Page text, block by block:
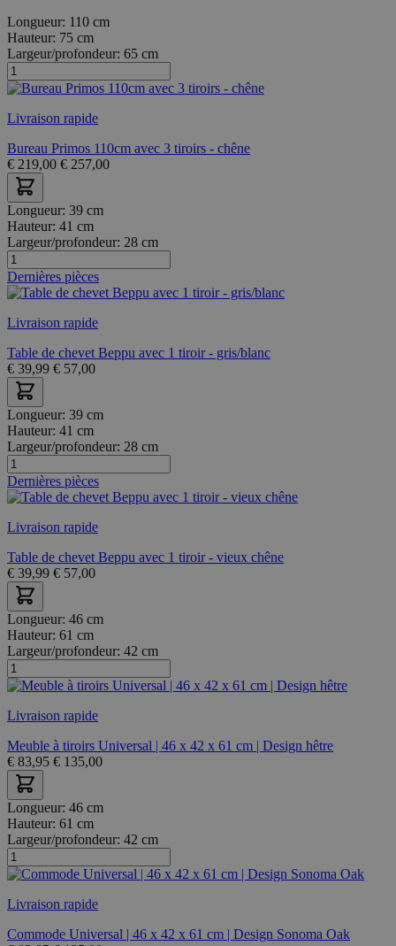
Longueur: 110 cm
Hauteur: 75 cm
Largeur/profondeur: 65 cm
Livraison rapide
Bureau Primos 110cm avec 3 tiroirs - chêne
€ 219,00 € 257,00
Longueur: 39 cm
Hauteur: 41 cm
Largeur/profondeur: 28 cm
Dernières pièces
Livraison rapide
Table de chevet Beppu avec 1 tiroir - gris/blanc
€ 39,99 € 57,00
Longueur: 39 cm
Hauteur: 41 cm
Largeur/profondeur: 28 cm
Dernières pièces
Livraison rapide
Table de chevet Beppu avec 1 tiroir - vieux chêne
€ 39,99 € 57,00
Longueur: 46 cm
Hauteur: 61 cm
Largeur/profondeur: 42 cm
Livraison rapide
Meuble à tiroirs Universal | 46 x 42 x 61 cm | Design hêtre
€ 83,95 € 135,00
Longueur: 46 cm
Hauteur: 61 cm
Largeur/profondeur: 42 cm
Livraison rapide
Commode Universal | 46 x 42 x 61 cm | Design Sonoma Oak